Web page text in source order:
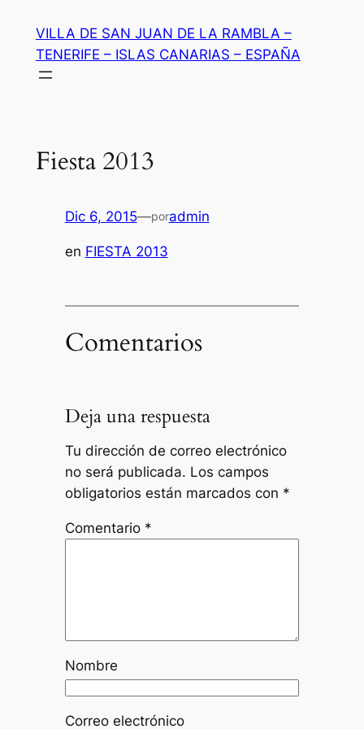
contenido
VILLA DE SAN JUAN DE LA RAMBLA –
TENERIFE – ISLAS CANARIAS – ESPAÑA
Fiesta 2013
Dic 6, 2015—poradmin
en FIESTA 2013
Comentarios
Deja una respuesta
Tu dirección de correo electrónico
no será publicada. Los campos
obligatorios están marcados con *
Comentario *
Nombre
Correo electrónico